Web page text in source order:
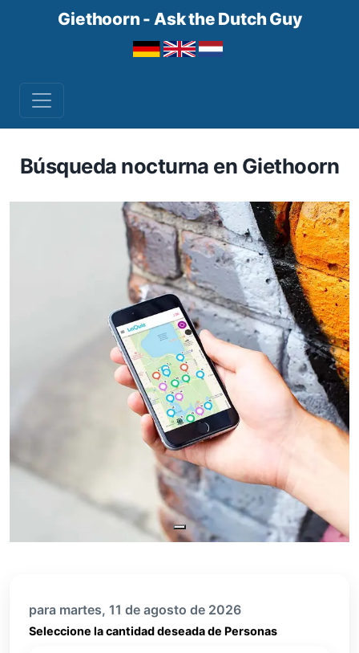
Giethoorn - Ask the Dutch Guy
Búsqueda nocturna en Giethoorn
para martes, 11 de agosto de 2026
Seleccione la cantidad deseada de Personas